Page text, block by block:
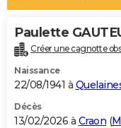
Alimentation
Guide de la santé
Maladies
Médicaments
Sommeil
VOYAGE
Destinations
City break
Voyage nature
Voyage de noces
Forum
Climat
+PHOTO
GUIDES D'ACHAT
BONS PLANS
Paulette
Créer une cagnotte
Naissance
22/08/1941 à
Décès
13/02/2026 à Craon (